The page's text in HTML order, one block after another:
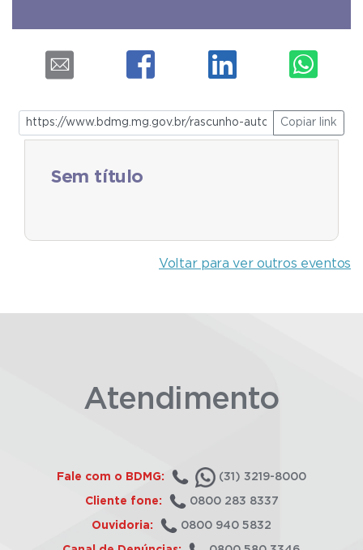
Copiar link
Sem título
Voltar para ver outros eventos
Atendimento
Fale com o BDMG: (31) 3219-8000
Cliente fone: 0800 283 8337
Ouvidoria: 0800 940 5832